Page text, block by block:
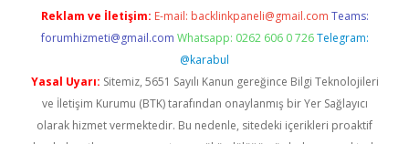
Reklam ve İletişim: E-mail: backlinkpaneli@gmail.com Teams:
forumhizmeti@gmail.com Whatsapp: 0262 606 0 726 Telegram:
@karabul
Yasal Uyarı: Sitemiz, 5651 Sayılı Kanun gereğince Bilgi Teknolojileri
ve İletişim Kurumu (BTK) tarafından onaylanmış bir Yer Sağlayıcı
olarak hizmet vermektedir. Bu nedenle, sitedeki içerikleri proaktif